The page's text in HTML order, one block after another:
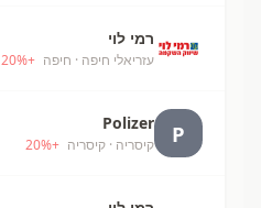
רמי לוי
עזריאלי חיפה · חיפה +
20%
P
Polizer
קיסריה · קיסריה +
20%